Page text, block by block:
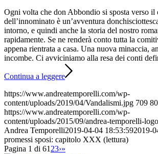
Ogni volta che don Abbondio si sposta verso il
dell’innominato è un’avventura
intorno, e quindi anche la storia del nostro
rapidamente. Se ne renderà conto tutta la
appena rientrata a casa. Una nuova minaccia,
incombe. Ci avviciniamo alla resa dei conti
Continua a leggere
https://www.andreatemporelli.com/wp-
content/uploads/2019/04/Vandalismi.jpg 709
https://www.andreatemporelli.com/wp-
content/uploads/2015/09/andrea-temporelli-
Andrea Temporelli2019-04-04 18:53:592019-
promessi sposi: capitolo XXX (lettura)
Pagina 1 di 61 23›»